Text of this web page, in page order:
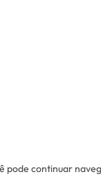
continuar